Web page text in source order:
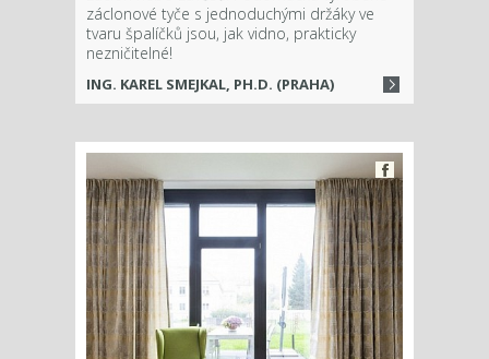
záclonové tyče s jednoduchými držáky ve
tvaru špalíčků jsou, jak vidno, prakticky
nezničitelné!
ING. KAREL SMEJKAL, PH.D. (PRAHA)